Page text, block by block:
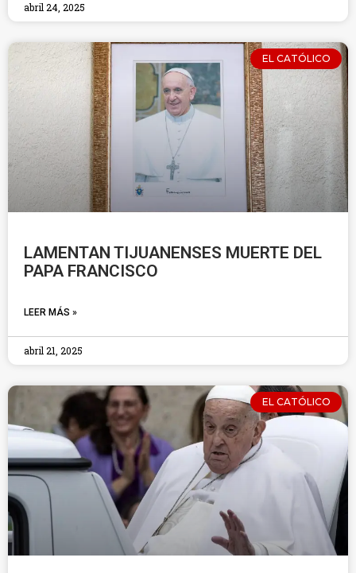
abril 24, 2025
EL CATÓLICO
LAMENTAN TIJUANENSES MUERTE DEL
PAPA FRANCISCO
LEER MÁS »
abril 21, 2025
EL CATÓLICO